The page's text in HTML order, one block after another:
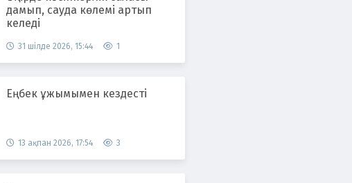
дамып, сауда көлемі артып
келеді
31 шілде 2026, 15:44 1
Еңбек ұжымымен кездесті
13 ақпан 2026, 17:54 3